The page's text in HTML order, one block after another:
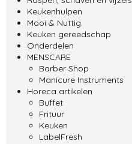
Keukenhulpen
Mooi & Nuttig
Keuken gereedschap
Onderdelen
MENSCARE
Barber Shop
Manicure Instruments
Horeca artikelen
Buffet
Frituur
Keuken
LabelFresh